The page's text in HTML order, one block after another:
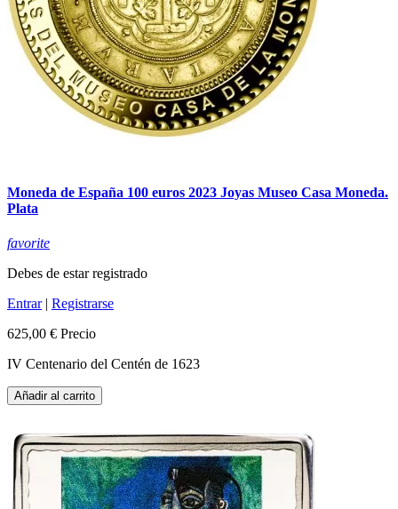
Moneda de España 100 euros 2023 Joyas Museo Casa Moneda.
Plata
favorite
Debes de estar registrado
Entrar| Registrarse
625,00 € Precio
IV Centenario del Centén de 1623
Añadir al carrito